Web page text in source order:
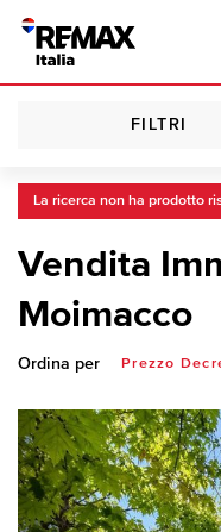
FILTRI
La ricerca non ha prodotto
Vendita
Moimacco
Ordina per